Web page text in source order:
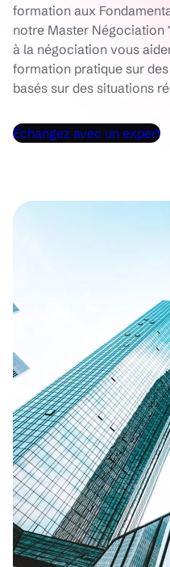
formation aux
notre Master Négociation
à la négociation vous
formation pratique sur
basés sur des situations
Échangez avec un expert